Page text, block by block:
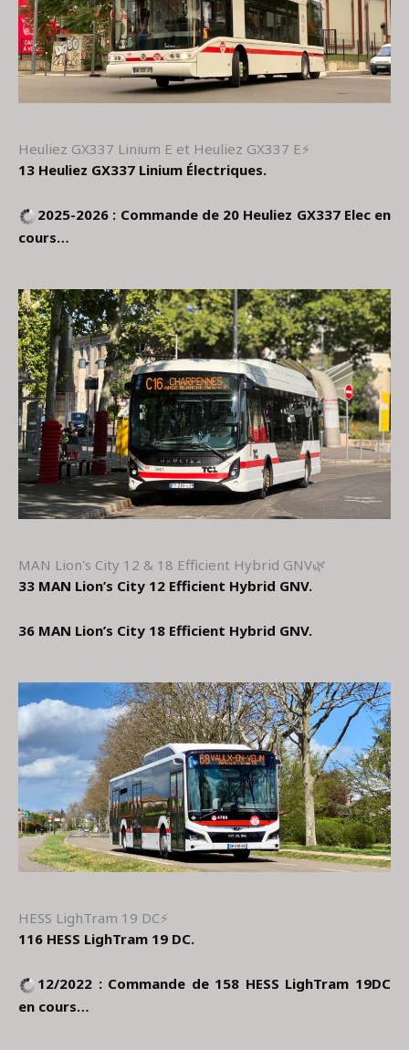
Heuliez GX337 Linium E et Heuliez GX337 E⚡
13 Heuliez GX337 Linium Électriques.
2025-2026 : Commande de 20 Heuliez GX337 Elec en
cours…
MAN Lion's City 12 & 18 Efficient Hybrid GNV🌿
33 MAN Lion’s City 12 Efficient Hybrid GNV.
36 MAN Lion’s City 18 Efficient Hybrid GNV.
HESS LighTram 19 DC⚡
116 HESS LighTram 19 DC.
12/2022 : Commande de 158 HESS LighTram 19DC
en cours…